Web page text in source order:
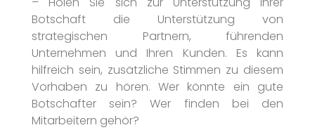
Botschaft die Unterstützung von
strategischen Partnern, führenden
Unternehmen und Ihren Kunden. Es kann
hilfreich sein, zusätzliche Stimmen zu diesem
Vorhaben zu hören. Wer könnte ein gute
Botschafter sein? Wer finden bei den
Mitarbeitern gehör?